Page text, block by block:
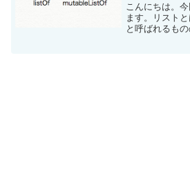
こんにちは。
ます。リスト
と呼ばれるも